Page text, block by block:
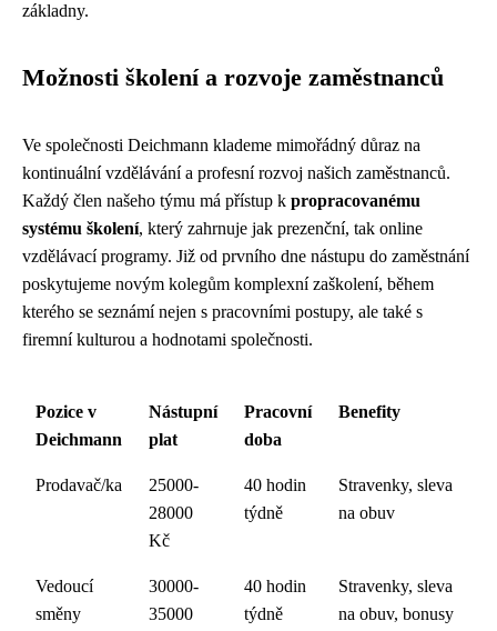
základny.
Možnosti školení a rozvoje zaměstnanců
Ve společnosti Deichmann klademe mimořádný důraz na
kontinuální vzdělávání a profesní rozvoj našich zaměstnanců.
Každý člen našeho týmu má přístup k propracovanému
systému školení, který zahrnuje jak prezenční, tak online
vzdělávací programy. Již od prvního dne nástupu do zaměstnání
poskytujeme novým kolegům komplexní zaškolení, během
kterého se seznámí nejen s pracovními postupy, ale také s
firemní kulturou a hodnotami společnosti.
Pozice v
Deichmann
Nástupní
plat
Pracovní
doba
Benefity
Prodavač/ka
25000-
28000
Kč
40 hodin
týdně
Stravenky, sleva
na obuv
Vedoucí
směny
30000-
35000
40 hodin
týdně
Stravenky, sleva
na obuv, bonusy